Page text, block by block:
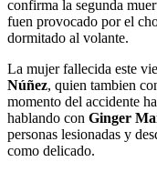
confirma la segunda
fuen provocado por el
dormitado al volante.
La mujer fallecida este
Núñez, quien tambien
momento del accidente
hablando con Ginger
personas lesionadas y
como delicado.